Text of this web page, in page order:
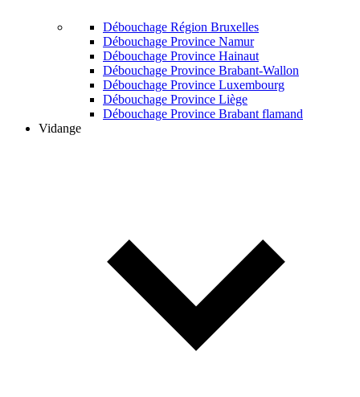
Débouchage Région Bruxelles
Débouchage Province Namur
Débouchage Province Hainaut
Débouchage Province Brabant-Wallon
Débouchage Province Luxembourg
Débouchage Province Liège
Débouchage Province Brabant flamand
Vidange